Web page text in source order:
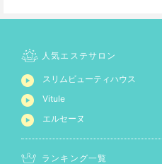
人気エステサロン
スリムビューティハウス
Vitule
エルセーヌ
ランキング一覧